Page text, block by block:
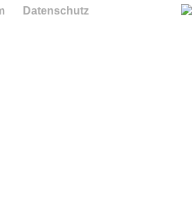
Datenschutz